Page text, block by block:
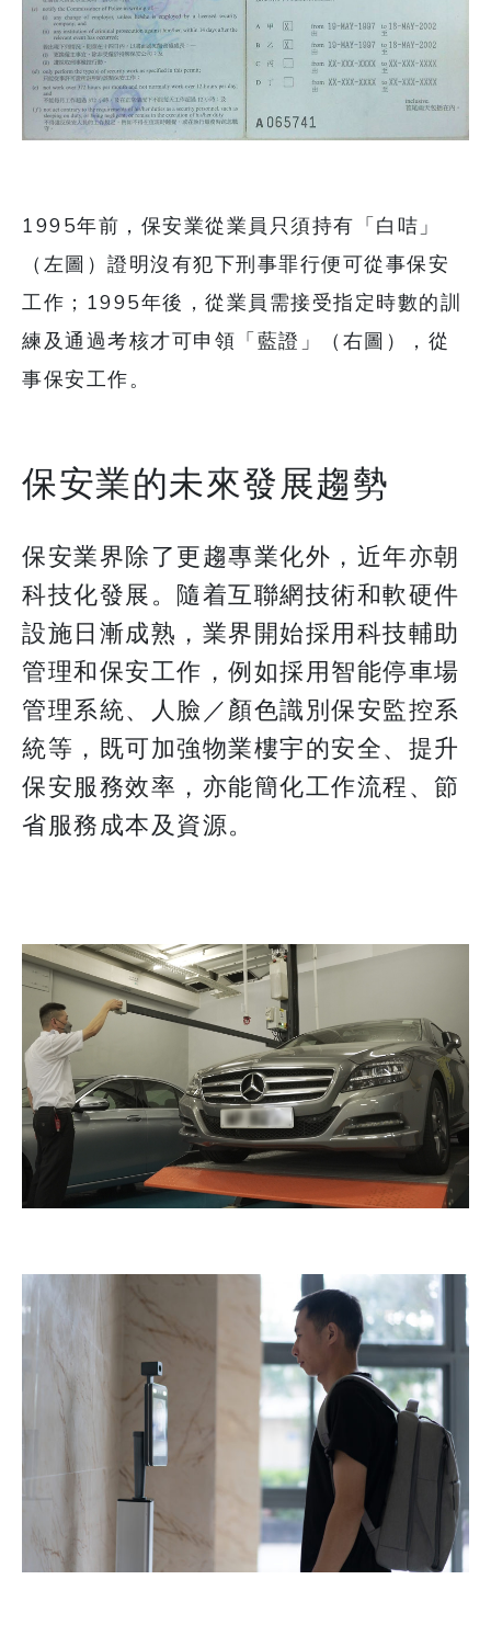
1995年前，保安業從業員只須持有「白咭」
（左圖）證明沒有犯下刑事罪行便可從事保安
工作；1995年後，從業員需接受指定時數的訓
練及通過考核才可申領「藍證」（右圖），從
事保安工作。
保安業的未來發展趨勢
保安業界除了更趨專業化外，近年亦朝
科技化發展。隨着互聯網技術和軟硬件
設施日漸成熟，業界開始採用科技輔助
管理和保安工作，例如採用智能停車場
管理系統、人臉／顏色識別保安監控系
統等，既可加強物業樓宇的安全、提升
保安服務效率，亦能簡化工作流程、節
省服務成本及資源。